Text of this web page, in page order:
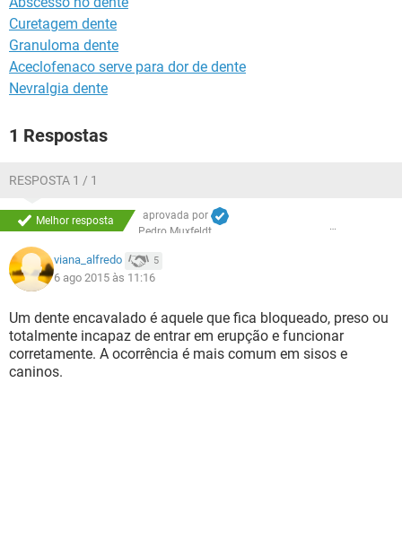
Curetagem dente
Granuloma dente
Aceclofenaco serve para dor de dente
Nevralgia dente
1 Respostas
RESPOSTA 1 / 1
Melhor resposta
aprovada por
Pedro Muxfeldt
viana_alfredo 5
6 ago 2015 às 11:16
Um dente encavalado é aquele que fica bloqueado, preso ou
totalmente incapaz de entrar em erupção e funcionar
corretamente. A ocorrência é mais comum em sisos e
caninos.